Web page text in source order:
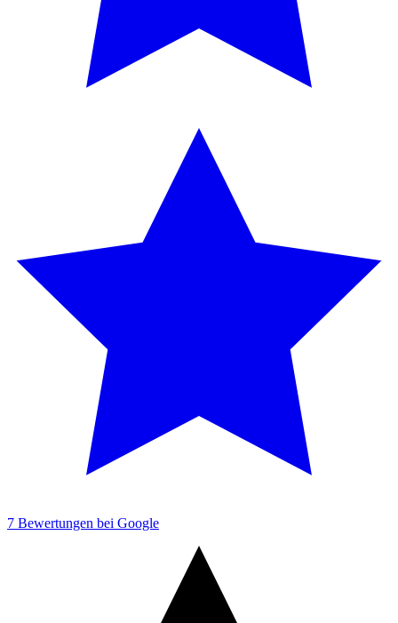
7 Bewertungen bei Google